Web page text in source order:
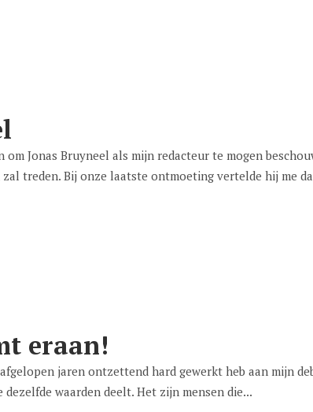
om Jonas Bruyneel als mijn redacteur te mogen
treden. Bij onze laatste ontmoeting vertelde hij me
eraan!
jaren ontzettend hard gewerkt heb aan mijn
waarden deelt. Het zijn mensen die...